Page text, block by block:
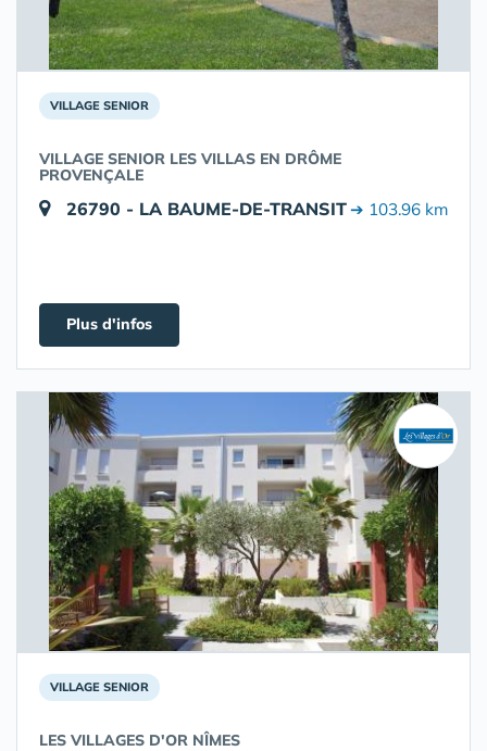
VILLAGE SENIOR
VILLAGE SENIOR LES VILLAS EN DRÔME
PROVENÇALE
26790 - LA BAUME-DE-TRANSIT➔ 103.96 km
Plus d'infos
VILLAGE SENIOR
LES VILLAGES D'OR NÎMES